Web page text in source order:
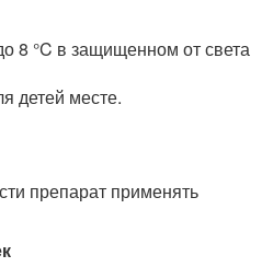
8 °C в защищенном от света
детей месте.
препарат применять